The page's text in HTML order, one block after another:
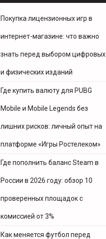
Покупка лицензионных игр в
интернет-магазине: что важно
знать перед выбором цифровых
и физических изданий
Где купить валюту для PUBG
Mobile и Mobile Legends без
лишних рисков: личный опыт на
платформе «Игры Ростелеком»
Где пополнить баланс Steam в
России в 2026 году: обзор 10
проверенных площадок с
комиссией от 3%
Как меняется футбол перед